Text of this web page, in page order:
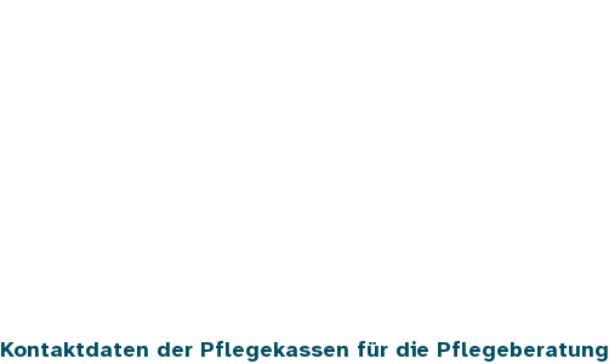
Kontaktdaten der Pflegekassen für die Pflegeberatung